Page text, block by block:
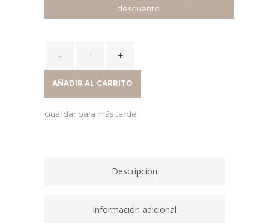
descuento.
CF415A
quantity
AÑADIR AL CARRITO
Guardar para más tarde
Descripción
Información adicional